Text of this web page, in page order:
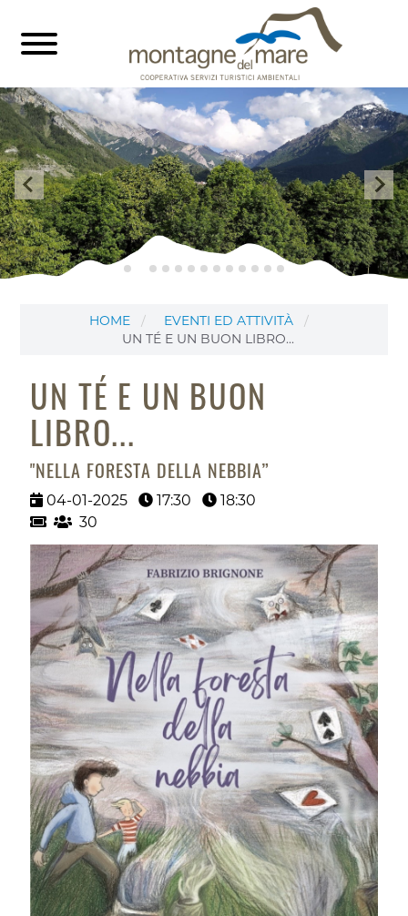
HOME
EVENTI ED ATTIVITÀ
UN TÉ E UN BUON LIBRO...
UN TÉ E UN BUON
LIBRO...
"NELLA FORESTA DELLA NEBBIA”
04-01-2025 17:30
18:30
30